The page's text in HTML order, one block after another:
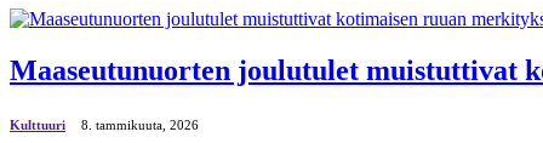
Maaseutunuorten joulutulet muistuttivat
Kulttuuri 8. tammikuuta, 2026